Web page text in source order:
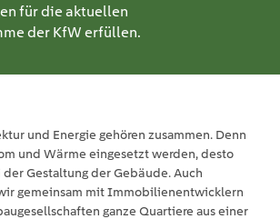
für die aktuellen
der KfW erfüllen.
und Energie gehören zusammen. Denn
und Wärme eingesetzt werden, desto
Gestaltung der Gebäude. Auch
gemeinsam mit Immobilien­entwicklern
ganze Quartiere aus einer